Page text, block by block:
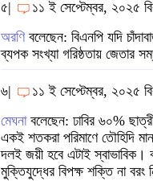
৫|
১১ ই সেপ্টেম্বর, ২০২৫
অরণিবলেছেন: বিএনপি যদি
ব্যপক সংখ্যা গরিষ্ঠতায় জেতার
৬|
১১ ই সেপ্টেম্বর, ২০২৫
মেঘনাবলেছেন: ঢাবির ৬০%
একই শতকরা পরিমাণে তৌহিদি
দলই জয়ী হবে এটাই স্বাভাবিক।
মুক্তিযুদ্ধের বিপক্ষ শক্তি না বরং